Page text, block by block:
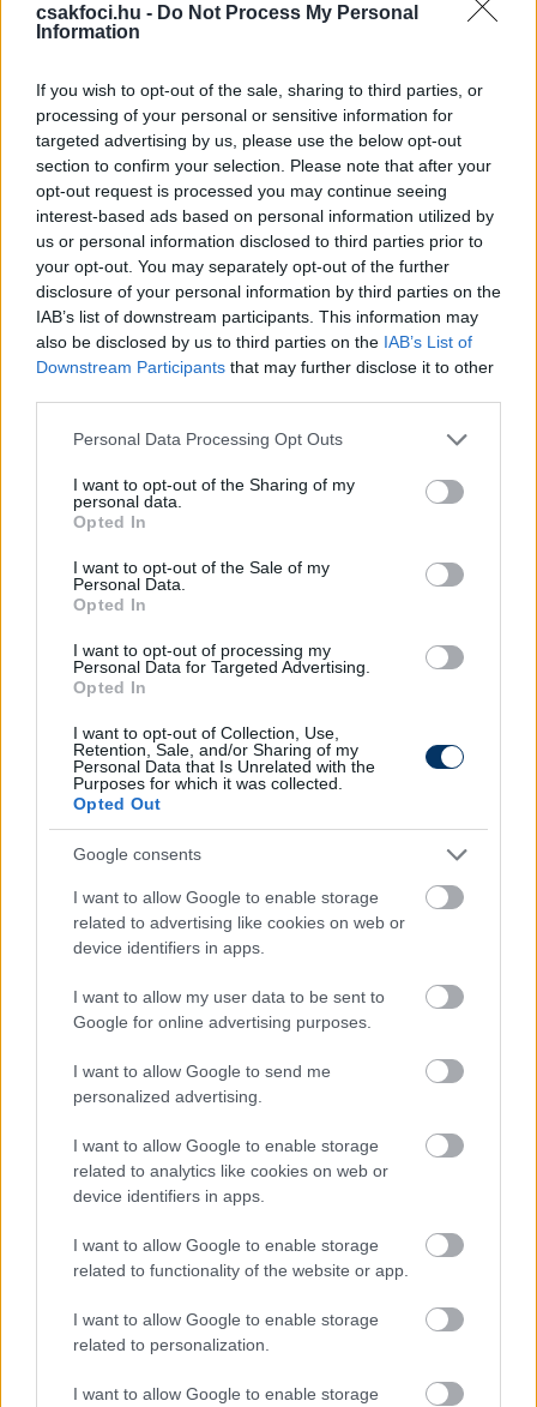
csakfoci.hu - Do Not Process My Personal
Information
If you wish to opt-out of the sale, sharing to third parties, or
processing of your personal or sensitive information for
targeted advertising by us, please use the below opt-out
section to confirm your selection. Please note that after your
opt-out request is processed you may continue seeing
interest-based ads based on personal information utilized by
us or personal information disclosed to third parties prior to
your opt-out. You may separately opt-out of the further
disclosure of your personal information by third parties on the
IAB’s list of downstream participants. This information may
also be disclosed by us to third parties on the IAB’s List of
Downstream Participants that may further disclose it to other
Please note that this website/app uses one or more Google
not limited to your visit or usage behaviour. You may click to
grant or deny consent to Google and its third-party tags to
use your data for below specified purposes in below Google
consent section.
Personal Data Processing Opt Outs
I want to opt-out of the Sharing of my
personal data.
Opted In
I want to opt-out of the Sale of my
Personal Data.
Opted In
I want to opt-out of processing my
Personal Data for Targeted Advertising.
Opted In
I want to opt-out of Collection, Use,
Retention, Sale, and/or Sharing of my
Personal Data that Is Unrelated with the
Purposes for which it was collected.
Opted Out
Google consents
I want to allow Google to enable storage
related to advertising like cookies on web or
device identifiers in apps.
I want to allow my user data to be sent to
Google for online advertising purposes.
I want to allow Google to send me
personalized advertising.
I want to allow Google to enable storage
related to analytics like cookies on web or
device identifiers in apps.
I want to allow Google to enable storage
related to functionality of the website or app.
I want to allow Google to enable storage
related to personalization.
I want to allow Google to enable storage
A szavazás egyértelmű eredményt hozott,
győztesére várnának/vártak volna. Ez annyiban
persze nem meglepő, hogy amellett, hogy olyan
pikáns párosítások is összejöhettek volna, mint egy
magyar-román vagy magyar-szlovák találkozó, itt
lett volna a legnagyobb esélyünk a győzelemre is.
Más kérdés, hogy a hétfői eredmények alakulása
után szinte biztossá vált, hogy amennyiben a mieink
bejutnak a nyolcaddöntőbe (ez ma biztossá válhat,
ha az angolok legyőzik a szlovéneket), akkor minden
bizonnyal a portugálokat kapják ellenfélül.A
spanyolokat elkerülték volna olvasóink (5%).
Olvastad már?
Marco Rossi 7 mesteri döntése a
Marco Rossi mestermunkát végzett a Skócia elleni
találkozón, és olyat alkotott, amire méltán lehet
Elolvasom
Itt állíthatod be, hogy a Csakfoci az elsők
között legyen a Google-találatokban